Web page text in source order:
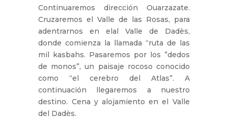
Continuaremos dirección Ouarzazate.
Cruzaremos el Valle de las Rosas, para
adentrarnos en elal Valle de Dadès,
donde comienza la llamada “ruta de las
mil kasbahs. Pasaremos por los ”dedos
de monos”, un paisaje rocoso conocido
como “el cerebro del Atlas”. A
continuación llegaremos a nuestro
destino. Cena y alojamiento en el Valle
del Dadès.